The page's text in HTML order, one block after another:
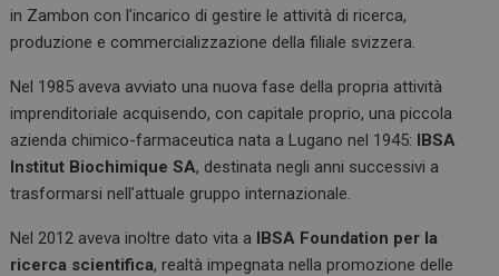
in Zambon con l’incarico di gestire le attività di ricerca,
produzione e commercializzazione della filiale svizzera.
Nel 1985 aveva avviato una nuova fase della propria attività
imprenditoriale acquisendo, con capitale proprio, una piccola
azienda chimico-farmaceutica nata a Lugano nel 1945: IBSA
Institut Biochimique SA, destinata negli anni successivi a
trasformarsi nell’attuale gruppo internazionale.
Nel 2012 aveva inoltre dato vita a IBSA Foundation per la
ricerca scientifica, realtà impegnata nella promozione delle